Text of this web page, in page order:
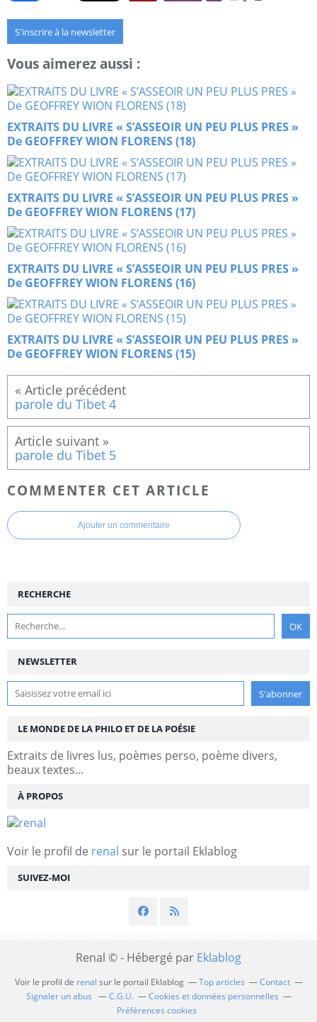
S'inscrire à la newsletter
Vous aimerez aussi :
EXTRAITS DU LIVRE « S’ASSEOIR UN PEU PLUS PRES »
De GEOFFREY WION FLORENS (18)
EXTRAITS DU LIVRE « S’ASSEOIR UN PEU PLUS PRES »
De GEOFFREY WION FLORENS (17)
EXTRAITS DU LIVRE « S’ASSEOIR UN PEU PLUS PRES »
De GEOFFREY WION FLORENS (16)
EXTRAITS DU LIVRE « S’ASSEOIR UN PEU PLUS PRES »
De GEOFFREY WION FLORENS (15)
parole du Tibet 4
parole du Tibet 5
COMMENTER CET ARTICLE
Ajouter un commentaire
NEWSLETTER
SUIVEZ-MOI
RECHERCHE
LE MONDE DE LA PHILO ET DE LA POÉSIE
Extraits de livres lus, poèmes perso, poème divers,
beaux textes...
À PROPOS
Voir le profil de renal sur le portail Eklablog
Renal © - Hébergé par Eklablog
Voir le profil de renal sur le portail Eklablog Top articles
Contact
Signaler un abus
C.G.U.
Cookies et données personnelles
Préférences cookies